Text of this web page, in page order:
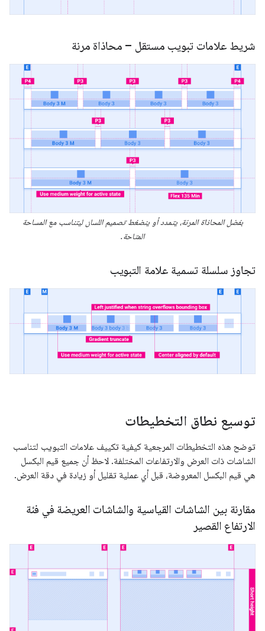
شريط علامات تبويب مستقل – محاذاة مرنة
بفضل المحاذاة المرنة، يتمدد أو ينضغط تصميم اللسان ليتناسب مع المساحة
المتاحة.
تجاوز سلسلة تسمية علامة التبويب
توسيع نطاق التخطيطات
توضح هذه التخطيطات المرجعية كيفية تكييف علامات التبويب لتناسب
الشاشات ذات العرض والارتفاعات المختلفة. لاحظ أن جميع قيم البكسل
هي قيم البكسل المعروضة، قبل أي عملية تقليل أو زيادة في دقة العرض.
مقارنة بين الشاشات القياسية والشاشات العريضة في فئة
الارتفاع القصير